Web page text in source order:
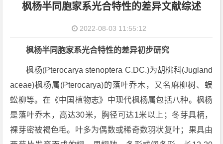
枫杨半同胞家系光合特性的差异文献综述
2022-08-03 11:55:12
枫杨半同胞家系光合特性的差异初步研究
枫杨(Pterocarya stenoptera C.DC.)为胡桃科(Jugland
aceae)枫杨属(Pterocarya)的落叶乔木，又名麻柳树、蜈
蚣柳等。在《中国植物志》中现代枫杨属包括八种。枫杨
是落叶乔木，高达30米，胸径可达1米以上；冬芽具柄，
裸芽密被褐色毛。叶多为偶数或稀奇数羽状复叶；果具由